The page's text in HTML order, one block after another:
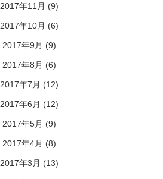
2017年11月 (9)
2017年10月 (6)
2017年9月 (9)
2017年8月 (6)
2017年7月 (12)
2017年6月 (12)
2017年5月 (9)
2017年4月 (8)
2017年3月 (13)